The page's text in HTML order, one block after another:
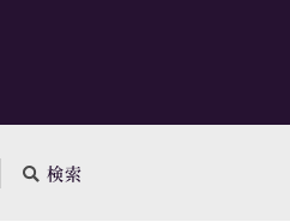
検索